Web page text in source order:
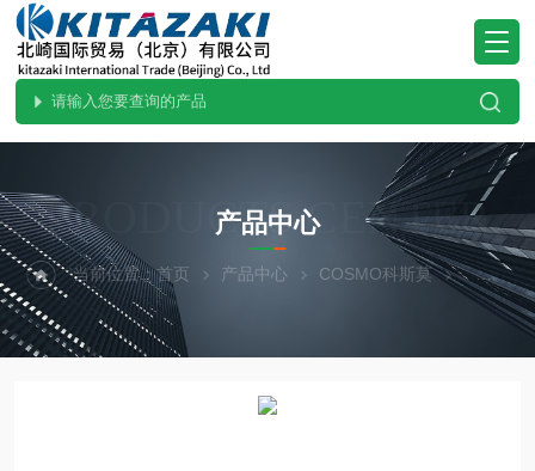
PRODUCTS CENTER
产品中心
当前位置：首页 产品中心 COSMO科斯莫 其他设备